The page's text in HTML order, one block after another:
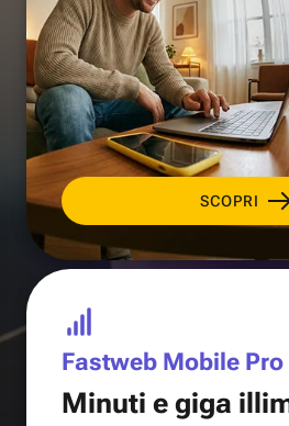
SCOPRI
Fastweb Mobile Pro
Minuti e giga